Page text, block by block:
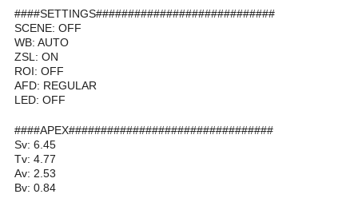
####SETTINGS############################
SCENE: OFF
WB: AUTO
ZSL: ON
ROI: OFF
AFD: REGULAR
LED: OFF
####APEX################################
Sv: 6.45
Tv: 4.77
Av: 2.53
Bv: 0.84